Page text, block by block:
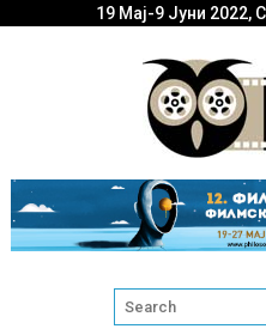
19 Мај-9 Јуни 2022,